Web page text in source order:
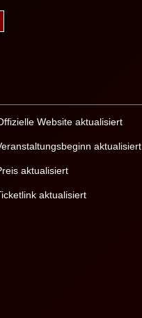
Website aktualisiert
aktualisiert
aktualisiert
aktualisiert